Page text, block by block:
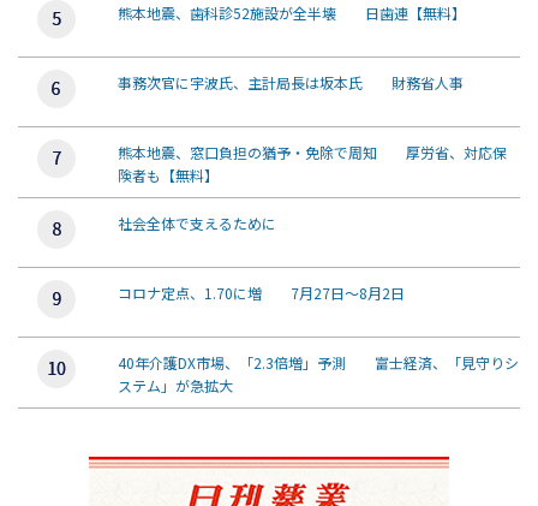
熊本地震、歯科診52施設が全半壊 日歯連【無料】
事務次官に宇波氏、主計局長は坂本氏 財務省人事
熊本地震、窓口負担の猶予・免除で周知 厚労省、対応保
険者も【無料】
社会全体で支えるために
コロナ定点、1.70に増 7月27日～8月2日
40年介護DX市場、「2.3倍増」予測 富士経済、「見守りシ
ステム」が急拡大